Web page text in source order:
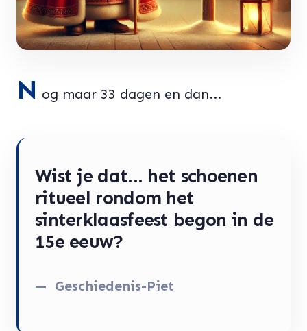
N og maar 33 dagen en dan...
Wist je dat... het schoenen
ritueel rondom het
sinterklaasfeest begon in de
15e eeuw?
Geschiedenis-Piet